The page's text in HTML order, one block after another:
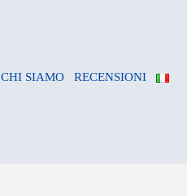
CHI SIAMO RECENSIONI